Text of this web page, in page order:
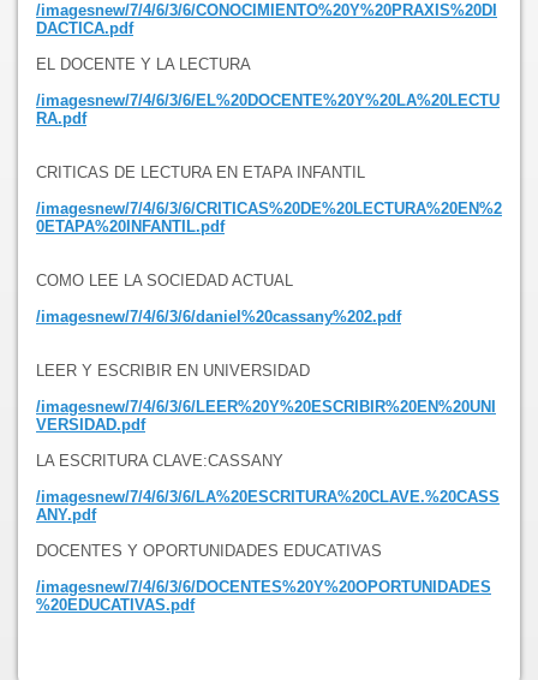
/imagesnew/7/4/6/3/6/CONOCIMIENTO%20Y%20PRAXIS%20DI
DACTICA.pdf
EL DOCENTE Y LA LECTURA
/imagesnew/7/4/6/3/6/EL%20DOCENTE%20Y%20LA%20LECTU
RA.pdf
CRITICAS DE LECTURA EN ETAPA INFANTIL
/imagesnew/7/4/6/3/6/CRITICAS%20DE%20LECTURA%20EN%2
0ETAPA%20INFANTIL.pdf
COMO LEE LA SOCIEDAD ACTUAL
/imagesnew/7/4/6/3/6/daniel%20cassany%202.pdf
LEER Y ESCRIBIR EN UNIVERSIDAD
/imagesnew/7/4/6/3/6/LEER%20Y%20ESCRIBIR%20EN%20UNI
VERSIDAD.pdf
LA ESCRITURA CLAVE:CASSANY
/imagesnew/7/4/6/3/6/LA%20ESCRITURA%20CLAVE.%20CASS
ANY.pdf
DOCENTES Y OPORTUNIDADES EDUCATIVAS
/imagesnew/7/4/6/3/6/DOCENTES%20Y%20OPORTUNIDADES
%20EDUCATIVAS.pdf